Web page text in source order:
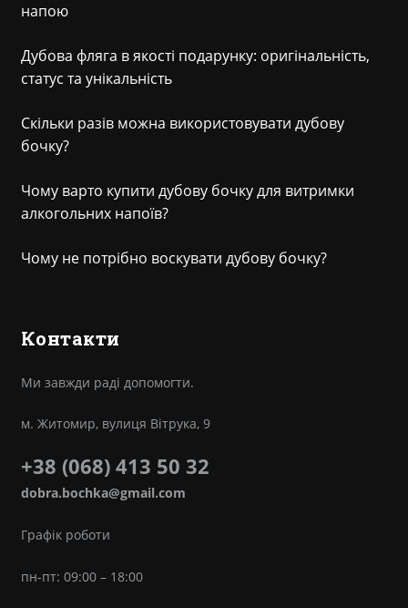
напою
Дубова фляга в якості подарунку: оригінальність,
статус та унікальність
Скільки разів можна використовувати дубову
бочку?
Чому варто купити дубову бочку для витримки
алкогольних напоїв?
Чому не потрібно воскувати дубову бочку?
Контакти
Ми завжди раді допомогти.
м. Житомир, вулиця Вітрука, 9
+38 (068) 413 50 32
dobra.bochka@gmail.com
Графік роботи
пн-пт: 09:00 – 18:00